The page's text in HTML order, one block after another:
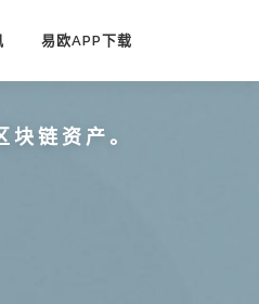
易欧APP下载
链资产。